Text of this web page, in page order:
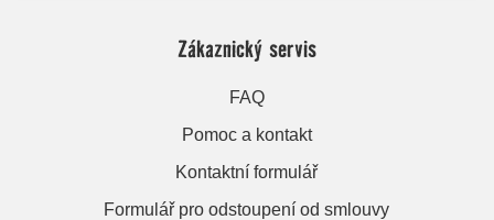
Zákaznický servis
FAQ
Pomoc a kontakt
Kontaktní formulář
Formulář pro odstoupení od smlouvy